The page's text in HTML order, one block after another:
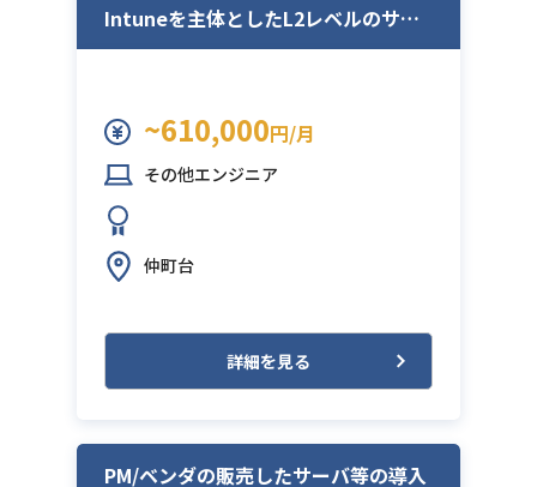
Intuneを主体としたL2レベルのサポ
ート対応
~610,000円/月
その他エンジニア
仲町台
詳細を見る
PM/ベンダの販売したサーバ等の導入